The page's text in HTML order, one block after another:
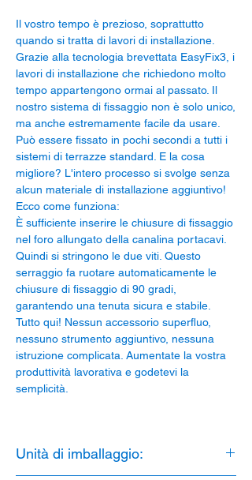
Il vostro tempo è prezioso, soprattutto
quando si tratta di lavori di installazione.
Grazie alla tecnologia brevettata EasyFix3, i
lavori di installazione che richiedono molto
tempo appartengono ormai al passato. Il
nostro sistema di fissaggio non è solo unico,
ma anche estremamente facile da usare.
Può essere fissato in pochi secondi a tutti i
sistemi di terrazze standard. E la cosa
migliore? L'intero processo si svolge senza
alcun materiale di installazione aggiuntivo!
Ecco come funziona:
È sufficiente inserire le chiusure di fissaggio
nel foro allungato della canalina portacavi.
Quindi si stringono le due viti. Questo
serraggio fa ruotare automaticamente le
chiusure di fissaggio di 90 gradi,
garantendo una tenuta sicura e stabile.
Tutto qui! Nessun accessorio superfluo,
nessuno strumento aggiuntivo, nessuna
istruzione complicata. Aumentate la vostra
produttività lavorativa e godetevi la
semplicità.
Unità di imballaggio: